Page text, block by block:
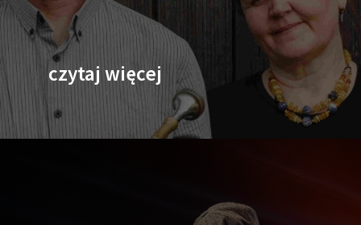
czytaj więcej